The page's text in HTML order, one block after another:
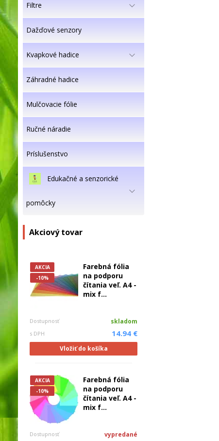
Filtre
Dažďové senzory
Kvapkové hadice
Záhradné hadice
Mulčovacie fólie
Ručné náradie
Príslušenstvo
Edukačné a senzorické
pomôcky
Akciový tovar
AKCIA
-10%
Farebná fólia
na podporu
čítania veľ. A4 -
mix f...
Dostupnosť skladom
s DPH 14.94 €
Vložiť do košíka
AKCIA
-10%
Farebná fólia
na podporu
čítania veľ. A4 -
mix f...
Dostupnosť vypredané